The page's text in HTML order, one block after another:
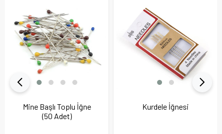
Mine Başlı Toplu İğne
(50 Adet)
Kurdele İğnesi